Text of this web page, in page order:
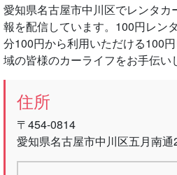
愛知県名古屋市中川区でレンタ
報を配信しています。100円レン
分100円から利用いただける100
域の皆様のカーライフをお手伝い
住所
〒454-0814
愛知県名古屋市中川区五月南